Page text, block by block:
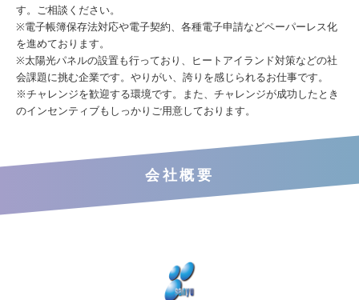
す。ご相談ください。
※電子帳簿保存法対応や電子契約、各種電子申請などペーパーレス化
を進めております。
※太陽光パネルの設置も行っており、ヒートアイランド対策などの社
会課題に挑む企業です。やりがい、誇りを感じられるお仕事です。
※チャレンジを歓迎する環境です。また、チャレンジが成功したとき
のインセンティブもしっかりご用意しております。
会社概要